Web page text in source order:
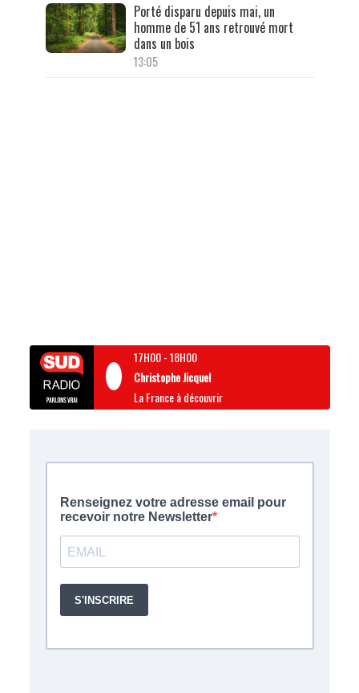
Porté disparu depuis mai, un
homme de 51 ans retrouvé mort
dans un bois
13:05
17H00-18H00
Christophe Jicquel
La France à découvrir